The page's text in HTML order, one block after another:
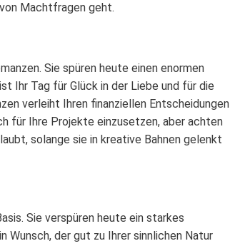
Machtfragen geht.
Sie spüren heute einen enormen
Ihr Tag für Glück in der Liebe und für die
verleiht Ihren finanziellen Entscheidungen
für Ihre Projekte einzusetzen, aber achten
solange sie in kreative Bahnen gelenkt
Sie verspüren heute ein starkes
Wunsch, der gut zu Ihrer sinnlichen Natur